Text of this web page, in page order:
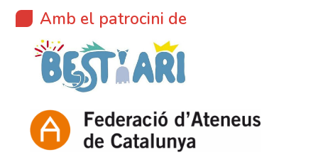
Amb el patrocini de